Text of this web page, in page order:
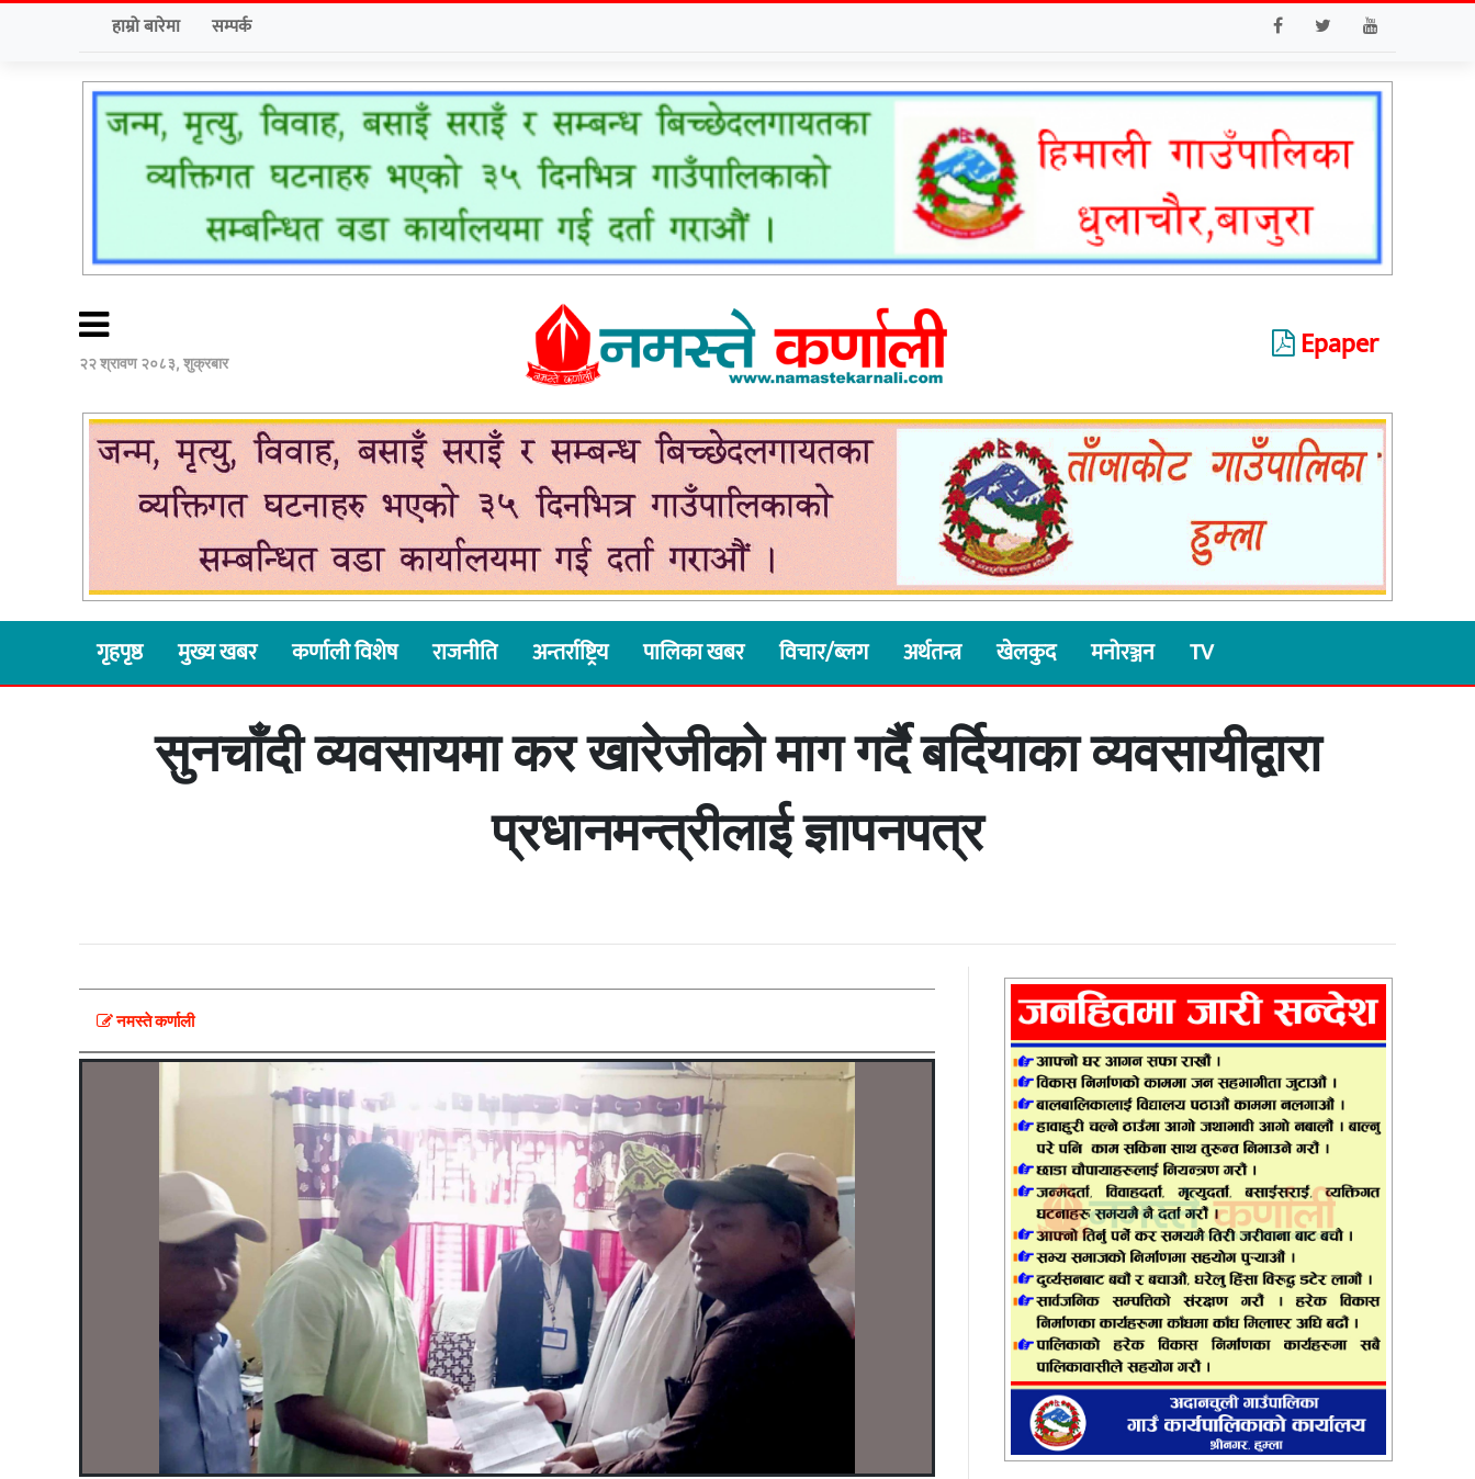
हाम्रो बारेमा सम्पर्क
२२ श्रावण २०८३, शुक्रबार Epaper
गृहपृष्ठ मुख्य खबर कर्णाली विशेष राजनीति अन्तर्राष्ट्रिय पालिका खबर विचार/ब्लग अर्थतन्त्र खेलकुद मनोरञ्जन TV
सुनचाँदी व्यवसायमा कर खारेजीको माग गर्दै बर्दियाका व्यवसायीद्वारा
प्रधानमन्त्रीलाई ज्ञापनपत्र
नमस्ते कर्णाली